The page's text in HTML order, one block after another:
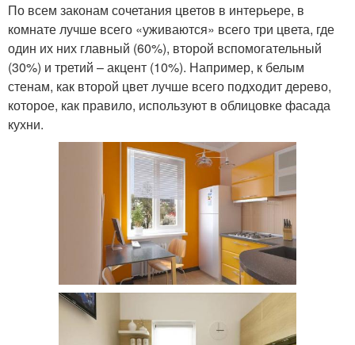
По всем законам сочетания цветов в интерьере, в
комнате лучше всего «уживаются» всего три цвета, где
один их них главный (60%), второй вспомогательный
(30%) и третий – акцент (10%). Например, к белым
стенам, как второй цвет лучше всего подходит дерево,
которое, как правило, используют в облицовке фасада
кухни.